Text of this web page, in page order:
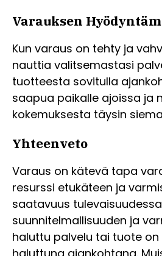
Varauksen
Kun varaus on tehty ja
nauttia valitsemastasi
tuotteesta sovitulla
saapua paikalle ajoissa ja
kokemuksesta täysin
Yhteenveto
Varaus on kätevä tapa
resurssi etukäteen ja
saatavuus
suunnitelmallisuuden ja
haluttu palvelu tai tuote